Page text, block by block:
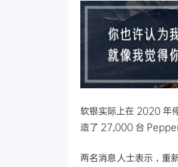
软银实际上在 2020 年
造了 27,000 台 Pepper
两名消息人士表示，重